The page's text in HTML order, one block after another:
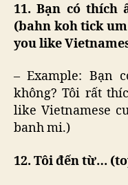
11. Bạn có thích
(bahn koh tick
you like
– Example: Bạn
không? Tôi rất
like Vietnamese
banh mi.)
12. Tôi đến từ…